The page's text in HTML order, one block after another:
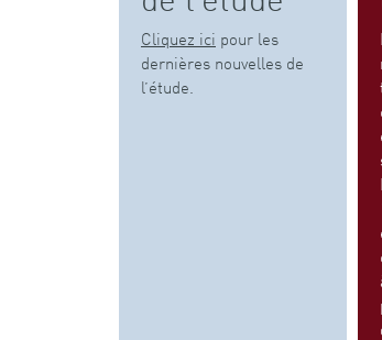
Cliquez ici pour les
dernières nouvelles de
l’étude.